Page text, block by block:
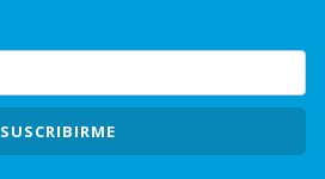
SUSCRIBIRME